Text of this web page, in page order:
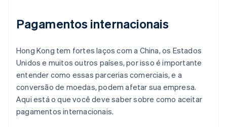
Pagamentos internacionais
Hong Kong tem fortes laços com a China, os Estados
Unidos e muitos outros países, por isso é importante
entender como essas parcerias comerciais, e a
conversão de moedas, podem afetar sua empresa.
Aqui está o que você deve saber sobre como aceitar
pagamentos internacionais.